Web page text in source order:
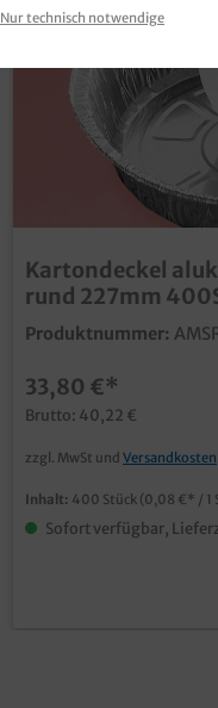
Kartondeckel
rund 227mm
Produktnummer:
33,80 €*
Brutto: 40,22 €
zzgl. MwSt und Versandkosten
Inhalt: 400 Stück (0,08 €* / 1
Sofort verfügbar,
Nur technisch notwendige